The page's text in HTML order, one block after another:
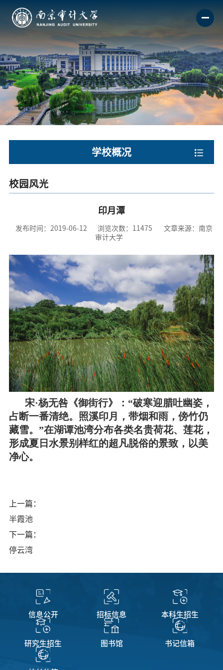
学校概况
校园风光
印月潭
发布时间：2019-06-12 浏览次数： 11475
文章来源：南京
审计大学
宋·杨无咎《御街行》：“破寒迎腊吐幽姿，
占断一番清绝。照溪印月，带烟和雨，傍竹仍
藏雪。”在湖谭池湾分布各类名贵荷花、莲花，
形成夏日水景别样红的超凡脱俗的景致，以美
净心。
上一篇：
半霞池
下一篇：
停云湾
信息公开 招标信息 本科生招生
研究生招生 图书馆 书记信箱